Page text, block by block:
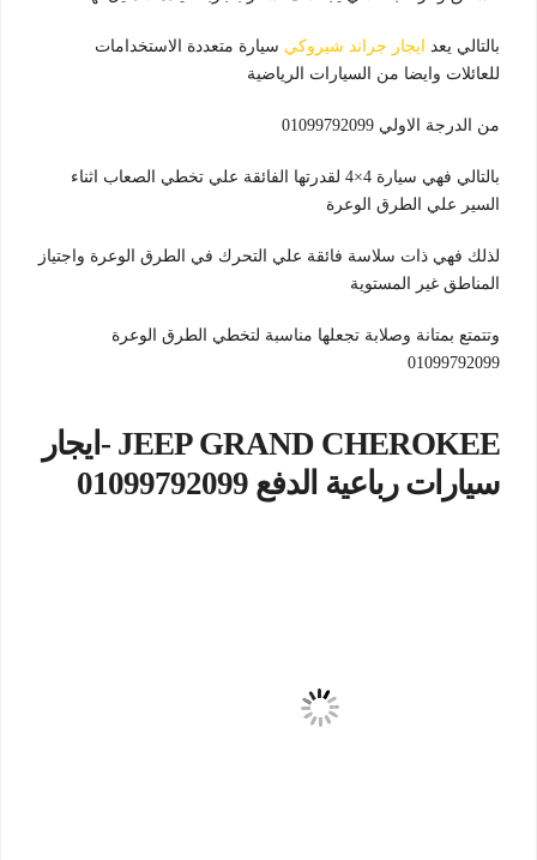
بالتالي يعد ايجار جراند شيروكي سيارة متعددة الاستخدامات
للعائلات وايضا من السيارات الرياضية
من الدرجة الاولي 01099792099
بالتالي فهي سيارة 4×4 لقدرتها الفائقة علي تخطي الصعاب اثناء
السير علي الطرق الوعرة
لذلك فهي ذات سلاسة فائقة علي التحرك في الطرق الوعرة واجتياز
المناطق غير المستوية
وتتمتع بمتانة وصلابة تجعلها مناسبة لتخطي الطرق الوعرة
01099792099
JEEP GRAND CHEROKEE -ايجار
سيارات رباعية الدفع 01099792099